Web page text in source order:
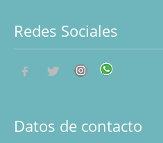
Redes Sociales
Datos de contacto